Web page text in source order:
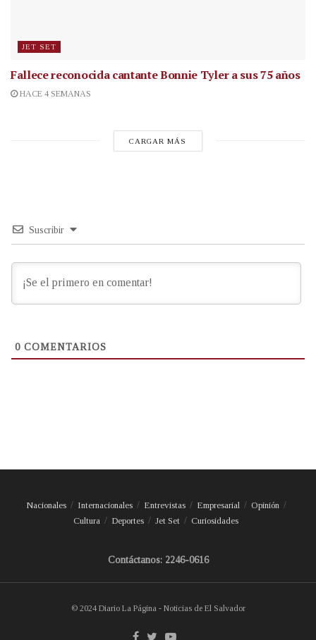
JET SET
Fallece reconocida cantanteBonnie Tyler a sus 75 años
HACE 4 SEMANAS
CARGAR MÁS
Suscribir
0 COMENTARIOS
Nacionales Internacionales Entrevistas Empresarial
Opinión
Cultura
Deportes Jet Set Curiosidades
Contáctanos: 2246-0616
© 2024 Diario La Página - Noticias de El Salvador